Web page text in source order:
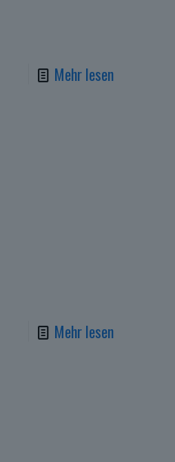
Mehr lesen
Mehr lesen